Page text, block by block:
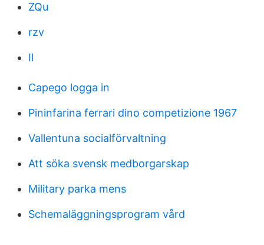
ZQu
rzv
Il
Capego logga in
Pininfarina ferrari dino competizione 1967
Vallentuna socialförvaltning
Att söka svensk medborgarskap
Military parka mens
Schemaläggningsprogram vård